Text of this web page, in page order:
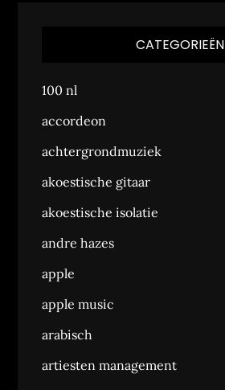
CATEGORIEËN
100 nl
accordeon
achtergrondmuziek
akoestische gitaar
akoestische isolatie
andre hazes
apple
apple music
arabisch
artiesten management